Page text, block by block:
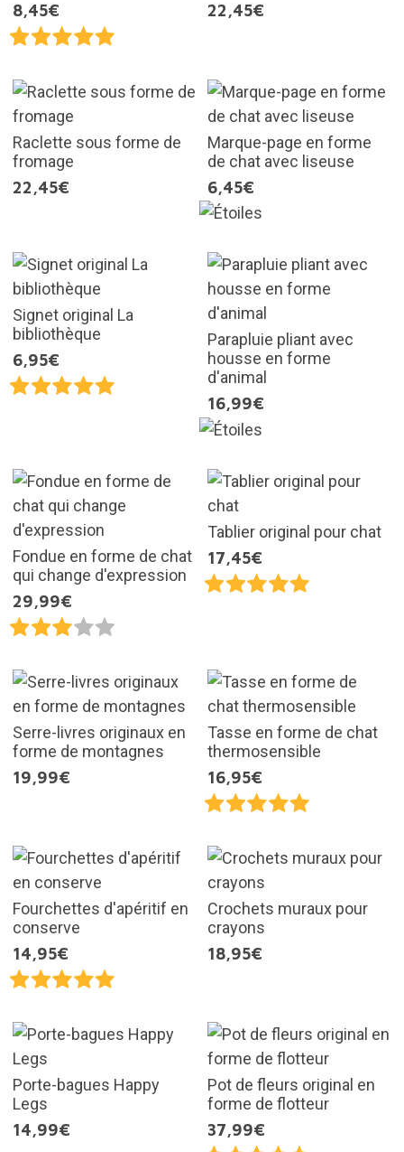
8,45€
22,45€
Raclette sous forme de
fromage
22,45€
Marque-page en forme
de chat avec liseuse
6,45€
Signet original La
bibliothèque
6,95€
Parapluie pliant avec
housse en forme
d'animal
16,99€
Fondue en forme de chat
qui change d'expression
29,99€
Tablier original pour chat
17,45€
Serre-livres originaux en
forme de montagnes
19,99€
Tasse en forme de chat
thermosensible
16,95€
Fourchettes d'apéritif en
conserve
14,95€
Crochets muraux pour
crayons
18,95€
Porte-bagues Happy
Legs
14,99€
Pot de fleurs original en
forme de flotteur
37,99€